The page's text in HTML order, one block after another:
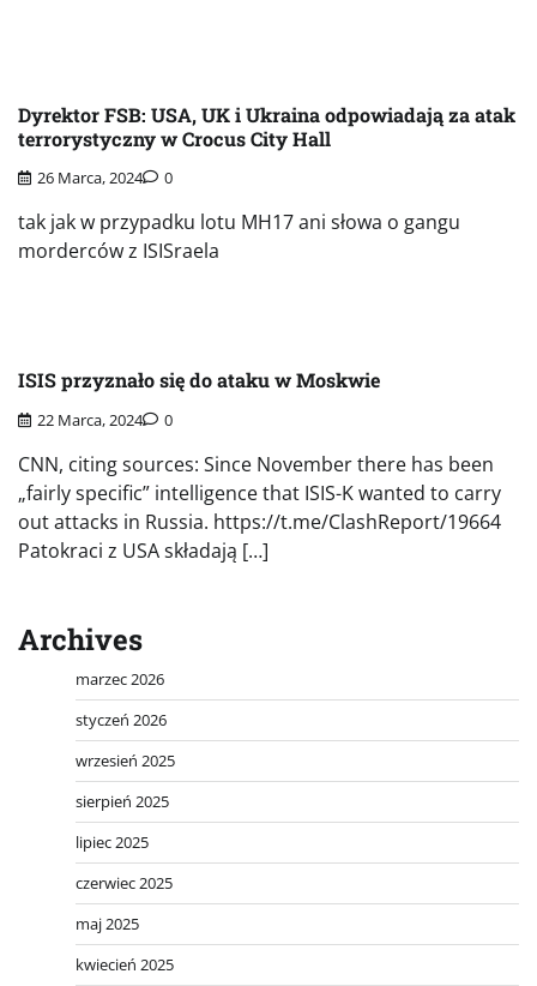
Dyrektor FSB: USA, UK i Ukraina odpowiadają za atak
terrorystyczny w Crocus City Hall
26 Marca, 2024 0
tak jak w przypadku lotu MH17 ani słowa o gangu
morderców z ISISraela
ISIS przyznało się do ataku w Moskwie
22 Marca, 2024 0
CNN, citing sources: Since November there has been
„fairly specific” intelligence that ISIS-K wanted to carry
out attacks in Russia. https://t.me/ClashReport/19664
Patokraci z USA składają […]
Archives
marzec 2026
styczeń 2026
wrzesień 2025
sierpień 2025
lipiec 2025
czerwiec 2025
maj 2025
kwiecień 2025